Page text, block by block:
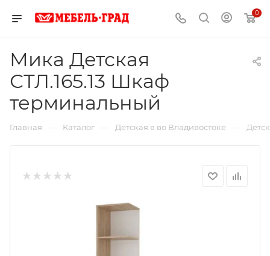
0
Мика Детская
СТЛ.165.13 Шкаф
терминальный
Главная — Каталог — Детская в во Владивостоке —